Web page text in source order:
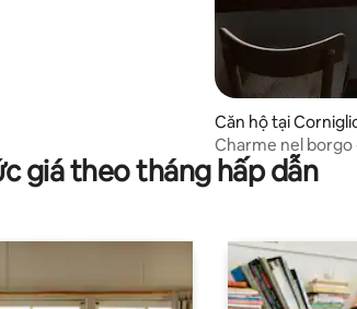
đánh giá Căn hộ tại
Charme nel
giá theo tháng hấp dẫn